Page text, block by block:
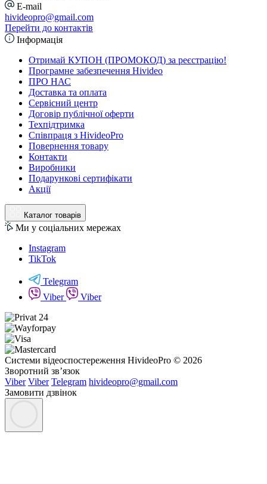
E-mail
hivideopro@gmail.com
Перейти до контактів
Інформація
Отримай КУПОН (ПРОМОКОД) за реєстрацію!
Програмне забезпечення Hivideo
ПРО НАС
Доставка та оплата
Сервісний центр
Договір публічної оферти
Техпідтримка
Співпраця з HivideoPro
Повернення товару
Контакти
Виробники
Подарункові сертифікати
Акції
Каталог товарів
Ми у соціальних мережах
Instagram
TikTok
Telegram
Viber
Viber
Системи відеоспостереження HivideoPro © 2026
Зворотний зв’язок
Viber Viber Telegram hivideopro@gmail.com
Замовити дзвінок